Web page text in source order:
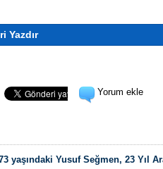
Yazdır
Yorum ekle
yaşındaki Yusuf Seğmen, 23 Yıl